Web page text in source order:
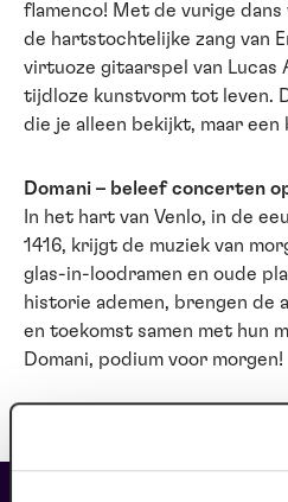
flamenco! Met de vurige dans
de hartstochtelijke zang van
virtuoze gitaarspel van Lucas
tijdloze kunstvorm tot leven.
die je alleen bekijkt, maar
Domani – beleef concerten
In het hart van Venlo, in de
1416, krijgt de muziek van
glas-in-loodramen en oude
historie ademen, brengen de
en toekomst samen met hun
Domani, podium voor morgen!